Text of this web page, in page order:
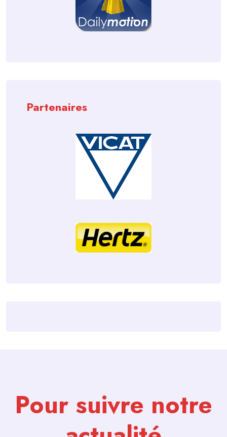
Partenaires
Pour suivre notre